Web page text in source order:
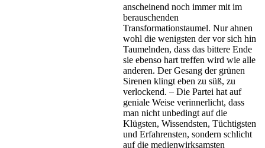
anscheinend noch immer mit im
berauschenden
Transformationstaumel. Nur ahnen
wohl die wenigsten der vor sich hin
Taumelnden, dass das bittere Ende
sie ebenso hart treffen wird wie alle
anderen. Der Gesang der grünen
Sirenen klingt eben zu süß, zu
verlockend. – Die Partei hat auf
geniale Weise verinnerlicht, dass
man nicht unbedingt auf die
Klügsten, Wissendsten, Tüchtigsten
und Erfahrensten, sondern schlicht
auf die medienwirksamsten